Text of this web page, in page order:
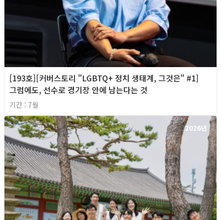
[193호][커버스토리 "LGBTQ+ 정치 생태계, 그것은" #1]
그럼에도, 선수로 경기장 안에 남는다는 것
기간 : 7월
2026년